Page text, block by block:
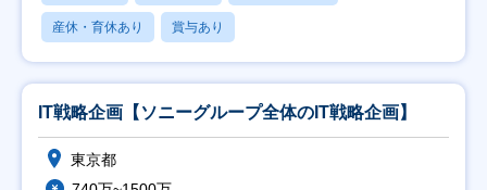
産休・育休あり 賞与あり
IT戦略企画【ソニーグループ全体のIT戦略企画】
東京都